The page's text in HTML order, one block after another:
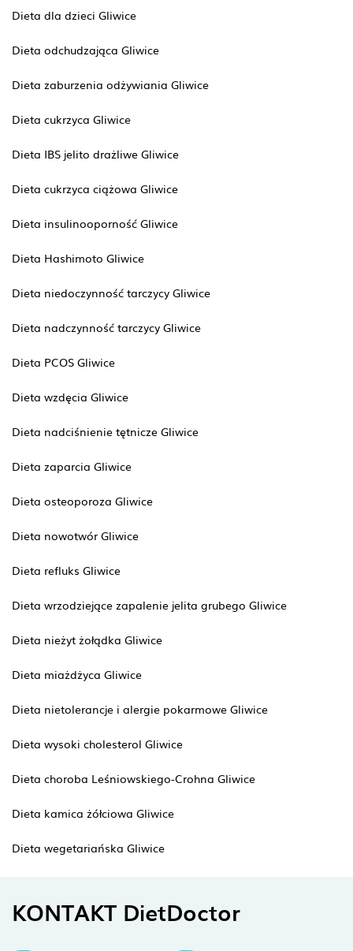
Dieta dla dzieci Gliwice
Dieta odchudzająca Gliwice
Dieta zaburzenia odżywiania Gliwice
Dieta cukrzyca Gliwice
Dieta IBS jelito drażliwe Gliwice
Dieta cukrzyca ciążowa Gliwice
Dieta insulinooporność Gliwice
Dieta Hashimoto Gliwice
Dieta niedoczynność tarczycy Gliwice
Dieta nadczynność tarczycy Gliwice
Dieta PCOS Gliwice
Dieta wzdęcia Gliwice
Dieta nadciśnienie tętnicze Gliwice
Dieta zaparcia Gliwice
Dieta osteoporoza Gliwice
Dieta nowotwór Gliwice
Dieta refluks Gliwice
Dieta wrzodziejące zapalenie jelita grubego Gliwice
Dieta nieżyt żołądka Gliwice
Dieta miażdżyca Gliwice
Dieta nietolerancje i alergie pokarmowe Gliwice
Dieta wysoki cholesterol Gliwice
Dieta choroba Leśniowskiego-Crohna Gliwice
Dieta kamica żółciowa Gliwice
Dieta wegetariańska Gliwice
KONTAKT DietDoctor